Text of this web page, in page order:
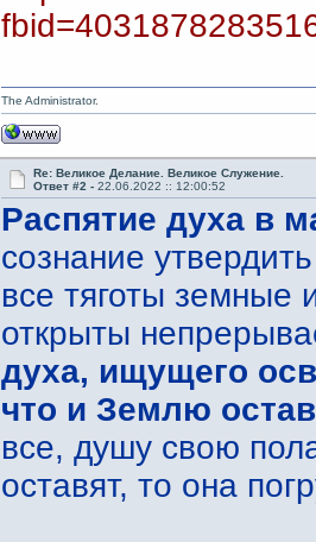
The Administrator.
Re: Великое Делание. Великое Служение.
Ответ #2 -22.06.2022 :: 12:00:52
Распятие духа в
сознание
все тяготы земные
открыты
духа, ищущего
что и Землю
все, душу свою
оставят, то она